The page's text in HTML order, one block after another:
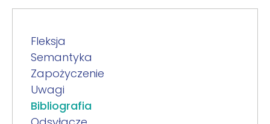
Fleksja
Semantyka
Zapożyczenie
Uwagi
Bibliografia